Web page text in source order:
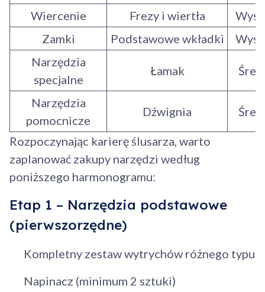
Wiercenie
Frezy i wiertła
Zamki
Podstawowe wkładki
Narzędzia
specjalne
Łamak
Narzędzia
pomocnicze
Dźwignia
Rozpoczynając karierę ślusarza, warto
zaplanować zakupy narzędzi według
poniższego harmonogramu:
Etap 1 – Narzędzia podstawowe
(pierwszorzędne)
Kompletny zestaw wytrychów różnego typu
Napinacz (minimum 2 sztuki)